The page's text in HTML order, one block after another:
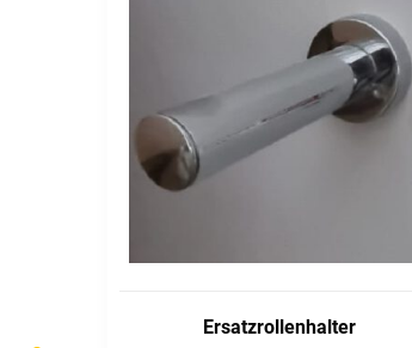
Ersatzrollenhalter